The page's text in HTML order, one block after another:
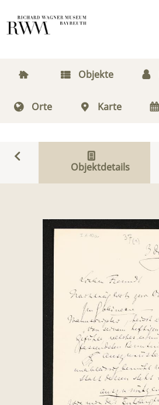
Objekte
Orte Karte
Objektdetails